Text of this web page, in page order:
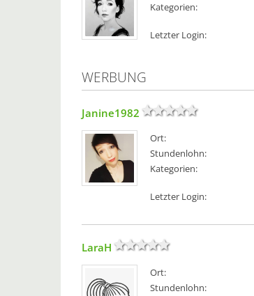
Kategorien:
Letzter Login:
WERBUNG
Janine1982
Ort:
Stundenlohn:
Kategorien:
Letzter Login:
LaraH
Ort:
Stundenlohn: